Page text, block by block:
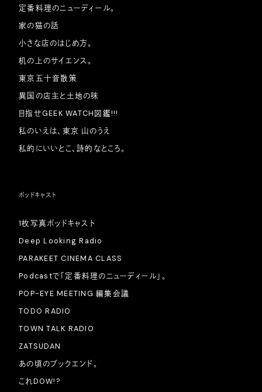
定番料理のニューディール。
家の猫の話
小さな店のはじめ方。
机の上のサイエンス。
東京五十音散策
異国の店主と土地の味
目指せGEEK WATCH図鑑!!!
私のいえは、東京 山のうえ
私的にいいとこ、詩的なところ。
ポッドキャスト
1枚写真ポッドキャスト
Deep Looking Radio
PARAKEET CINEMA CLASS
Podcastで「定番料理のニューディール」。
POP-EYE MEETING 編集会議
TODO RADIO
TOWN TALK RADIO
ZATSUDAN
あの頃のブックエンド。
これDOW!?